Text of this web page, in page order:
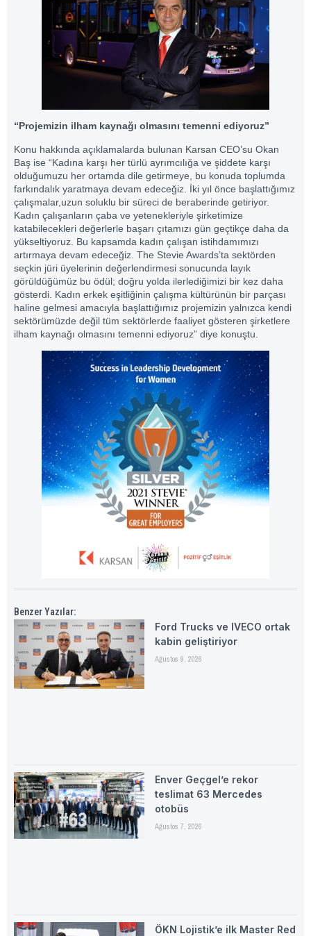
“Projemizin ilham kaynağı olmasını temenni ediyoruz”
Konu hakkında açıklamalarda bulunan Karsan CEO’su Okan
Baş ise “Kadına karşı her türlü ayrımcılığa ve şiddete karşı
olduğumuzu her ortamda dile getirmeye, bu konuda toplumda
farkındalık yaratmaya devam edeceğiz. İki yıl önce başlattığımız
çalışmalar,uzun soluklu bir süreci de beraberinde getiriyor.
Kadın çalışanların çaba ve yetenekleriyle şirketimize
katabilecekleri değerlerle başarı çıtamızı gün geçtikçe daha da
yükseltiyoruz. Bu kapsamda kadın çalışan istihdamımızı
artırmaya devam edeceğiz. The Stevie Awards’ta sektörden
seçkin jüri üyelerinin değerlendirmesi sonucunda layık
görüldüğümüz bu ödül; doğru yolda ilerlediğimizi bir kez daha
gösterdi. Kadın erkek eşitliğinin çalışma kültürünün bir parçası
haline gelmesi amacıyla başlattığımız projemizin yalnızca kendi
sektörümüzde değil tüm sektörlerde faaliyet gösteren şirketlere
ilham kaynağı olmasını temenni ediyoruz” diye konuştu.
Benzer Yazılar:
Ford Trucks ve IVECO ortak
kabin geliştiriyor
Ağustos 9, 2026
Enver Geçgel’e rekor
teslimat 63 Mercedes
otobüs
Ağustos 7, 2026
ÖKN Lojistik’e ilk Master Red